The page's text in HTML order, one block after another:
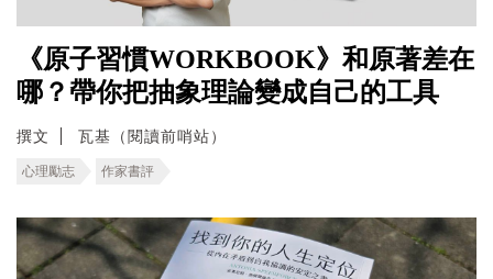
《原子習慣WORKBOOK》和原著差在
哪？帶你把抽象理論變成自己的工具
撰文 瓦基（閱讀前哨站）
心理勵志 作家書評